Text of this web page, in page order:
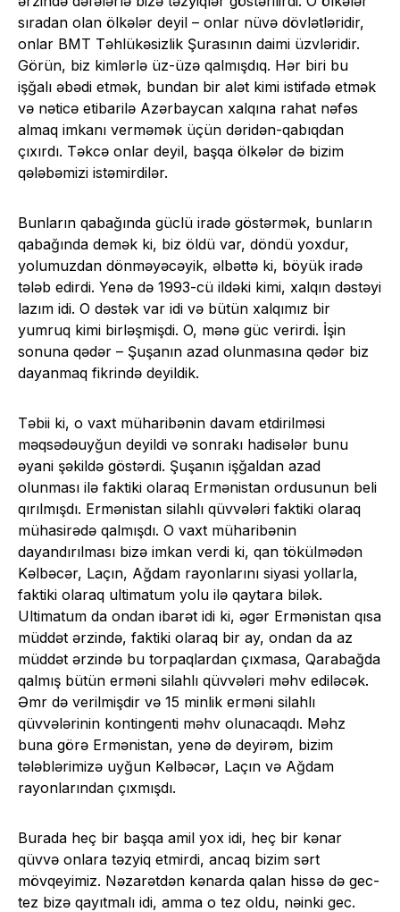
sıradan olan ölkələr deyil – onlar nüvə dövlətləridir,
onlar BMT Təhlükəsizlik Şurasının daimi üzvləridir.
Görün, biz kimlərlə üz-üzə qalmışdıq. Hər biri bu
işğalı əbədi etmək, bundan bir alət kimi istifadə etmək
və nəticə etibarilə Azərbaycan xalqına rahat nəfəs
almaq imkanı verməmək üçün dəridən-qabıqdan
çıxırdı. Təkcə onlar deyil, başqa ölkələr də bizim
qələbəmizi istəmirdilər.
Bunların qabağında güclü iradə göstərmək, bunların
qabağında demək ki, biz öldü var, döndü yoxdur,
yolumuzdan dönməyəcəyik, əlbəttə ki, böyük iradə
tələb edirdi. Yenə də 1993-cü ildəki kimi, xalqın dəstəyi
lazım idi. O dəstək var idi və bütün xalqımız bir
yumruq kimi birləşmişdi. O, mənə güc verirdi. İşin
sonuna qədər – Şuşanın azad olunmasına qədər biz
dayanmaq fikrində deyildik.
Təbii ki, o vaxt müharibənin davam etdirilməsi
məqsədəuyğun deyildi və sonrakı hadisələr bunu
əyani şəkildə göstərdi. Şuşanın işğaldan azad
olunması ilə faktiki olaraq Ermənistan ordusunun beli
qırılmışdı. Ermənistan silahlı qüvvələri faktiki olaraq
mühasirədə qalmışdı. O vaxt müharibənin
dayandırılması bizə imkan verdi ki, qan tökülmədən
Kəlbəcər, Laçın, Ağdam rayonlarını siyasi yollarla,
faktiki olaraq ultimatum yolu ilə qaytara bilək.
Ultimatum da ondan ibarət idi ki, əgər Ermənistan qısa
müddət ərzində, faktiki olaraq bir ay, ondan da az
müddət ərzində bu torpaqlardan çıxmasa, Qarabağda
qalmış bütün erməni silahlı qüvvələri məhv ediləcək.
Əmr də verilmişdir və 15 minlik erməni silahlı
qüvvələrinin kontingenti məhv olunacaqdı. Məhz
buna görə Ermənistan, yenə də deyirəm, bizim
tələblərimizə uyğun Kəlbəcər, Laçın və Ağdam
rayonlarından çıxmışdı.
Burada heç bir başqa amil yox idi, heç bir kənar
qüvvə onlara təzyiq etmirdi, ancaq bizim sərt
mövqeyimiz. Nəzarətdən kənarda qalan hissə də gec-
tez bizə qayıtmalı idi, amma o tez oldu, nəinki gec.